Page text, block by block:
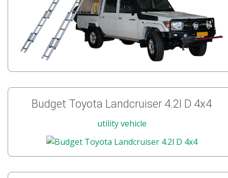
Budget Toyota Landcruiser 4.2l D 4x4
utility vehicle